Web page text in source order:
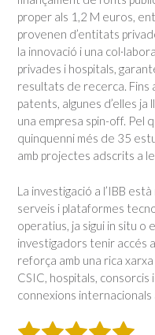
proper als 1,2 M euros,
provenen d’entitats
la innovació i una
privades i hospitals,
resultats de recerca. Fins
patents, algunes d’elles
una empresa spin-off. Pel
quinquenni més de 35
amb projectes adscrits a
La investigació a l’IBB
serveis i plataformes
operatius, ja sigui in situ o
investigadors tenir accés
reforça amb una rica
CSIC, hospitals,
connexions internacionals